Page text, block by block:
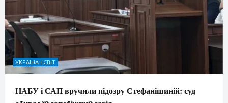
УКРАЇНА І СВІТ
НАБУ і САП вручили підозру Стефанішиній: суд